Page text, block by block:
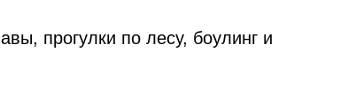
прогулки по лесу, боулинг и